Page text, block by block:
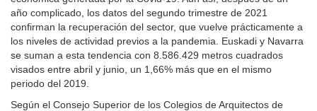
año complicado, los datos del segundo trimestre de 2021
confirman la recuperación del sector, que vuelve prácticamente a
los niveles de actividad previos a la pandemia. Euskadi y Navarra
se suman a esta tendencia con 8.586.429 metros cuadrados
visados entre abril y junio, un 1,66% más que en el mismo
periodo del 2019.
Según el Consejo Superior de los Colegios de Arquitectos de